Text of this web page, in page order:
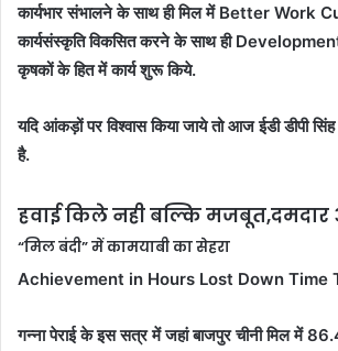
कार्यभार संभालने के साथ ही मिल में Better Work
कार्यसंस्कृति विकसित करने के साथ ही
कृषकों के हित में कार्य शुरू किये.
यदि आंकड़ों पर विश्वास किया जाये तो आज ईडी डीपी
है.
हवाई किले नही बल्कि
“मिल बंदी” में कामयाबी का सेहरा
Achievement in Hours Lost Down Time
गन्ना पेराई के इस सत्र में जहां बाजपुर चीनी मिल में